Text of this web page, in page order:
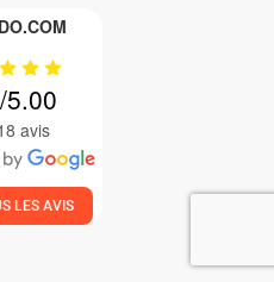
avis
LES AVIS